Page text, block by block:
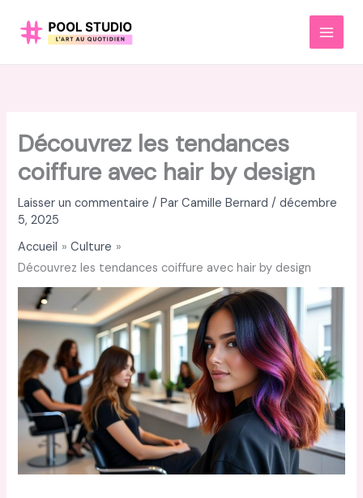
MAIN
Découvrez les tendances
coiffure avec hair by design
Laisser un commentaire / ParCamille Bernard/décembre
5, 2025
Accueil
Culture
Découvrez les tendances coiffure avec hair by design